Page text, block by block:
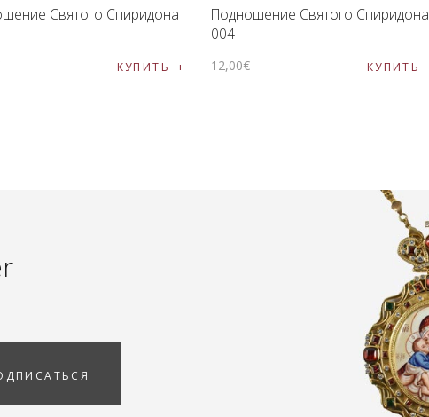
Святого Спиридона
КУПИТЬ
Подношение Святого Спиридона
004
12,00€ КУПИТЬ